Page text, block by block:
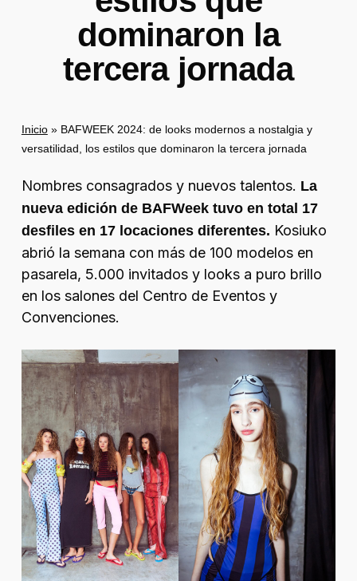
dominaron la
tercera jornada
Inicio» BAFWEEK 2024: de looks modernos a nostalgia y
versatilidad, los estilos que dominaron la tercera jornada
Nombres consagrados y nuevos talentos. La
nueva edición de BAFWeek tuvo en total 17
desfiles en 17 locaciones diferentes. Kosiuko
abrió la semana con más de 100 modelos en
pasarela, 5.000 invitados y looks a puro brillo
en los salones del Centro de Eventos y
Convenciones.